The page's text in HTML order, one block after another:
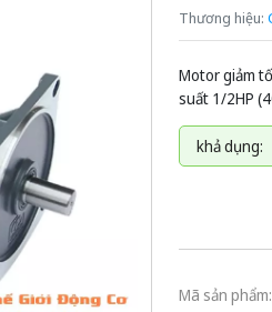
Thương hiệu:
Motor giảm
suất 1/2HP
khả dụng:
Mã sản phẩm: